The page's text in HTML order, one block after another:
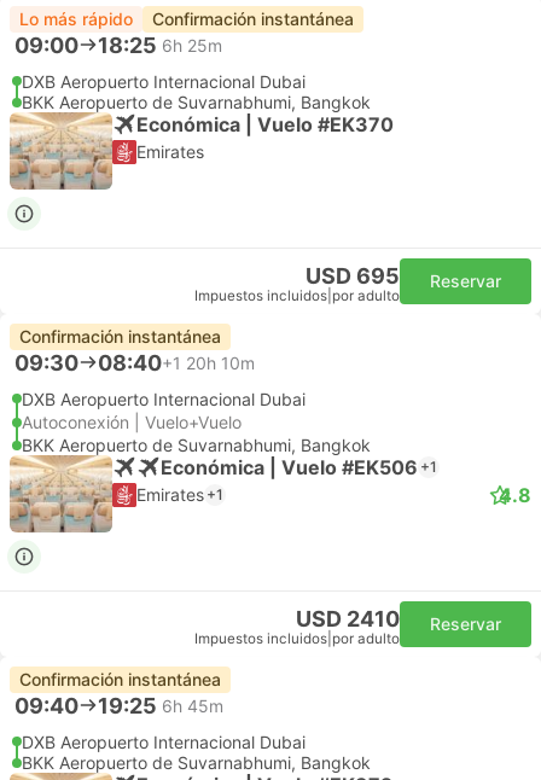
Lo más rápido Confirmación instantánea
09:00 18:25 6h 25m
DXB Aeropuerto Internacional Dubai
BKK Aeropuerto de Suvarnabhumi, Bangkok
Económica | Vuelo #EK370
Emirates
USD 695
Impuestos incluidos por adulto
Reservar
Confirmación instantánea
09:30 08:40+1 20h 10m
DXB Aeropuerto Internacional Dubai
Autoconexión | Vuelo+Vuelo
BKK Aeropuerto de Suvarnabhumi, Bangkok
Económica | Vuelo #EK506 +1
Emirates +1 4.8
USD 2410
Impuestos incluidos por adulto
Reservar
Confirmación instantánea
09:40 19:25 6h 45m
DXB Aeropuerto Internacional Dubai
BKK Aeropuerto de Suvarnabhumi, Bangkok